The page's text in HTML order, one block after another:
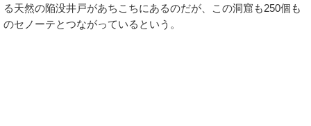
る天然の陥没井戸があちこちにあるのだが、この洞窟も250個も
のセノーテとつながっているという。